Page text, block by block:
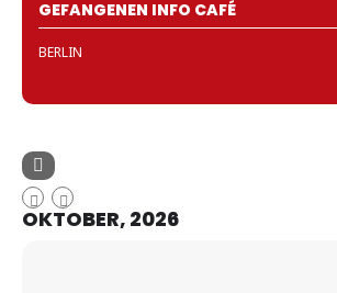
GEFANGENEN INFO CAFÉ
BERLIN
OKTOBER, 2026